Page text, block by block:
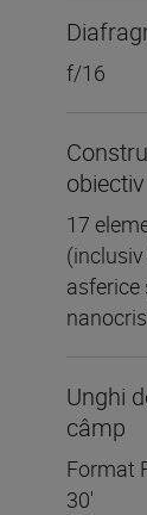
f/16
obiectiv
17
(inclusiv
asferice
Unghi
câmp
Format
30'